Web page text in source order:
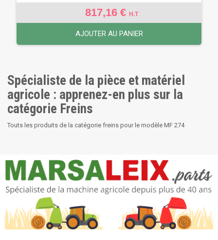
817,16 € H.T
AJOUTER AU PANIER
Spécialiste de la pièce et matériel
agricole : apprenez-en plus sur la
catégorie Freins
Touts les produits de la catégorie freins pour le modèle MF 274